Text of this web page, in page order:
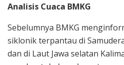
Analisis Cuaca BMKG
Sebelumnya BMKG
siklonik terpantau di
dan di Laut Jawa selatan